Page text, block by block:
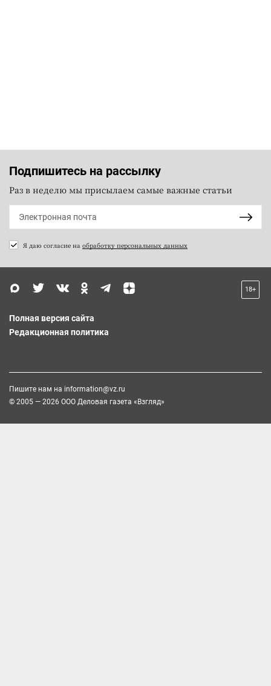
Подпишитесь на рассылку
Раз в неделю мы присылаем самые важные статьи
Я даю согласие на обработку персональных данных
18+
Полная версия сайта
Редакционная политика
Пишите нам на information@vz.ru
© 2005 — 2026 ООО Деловая газета «Взгляд»